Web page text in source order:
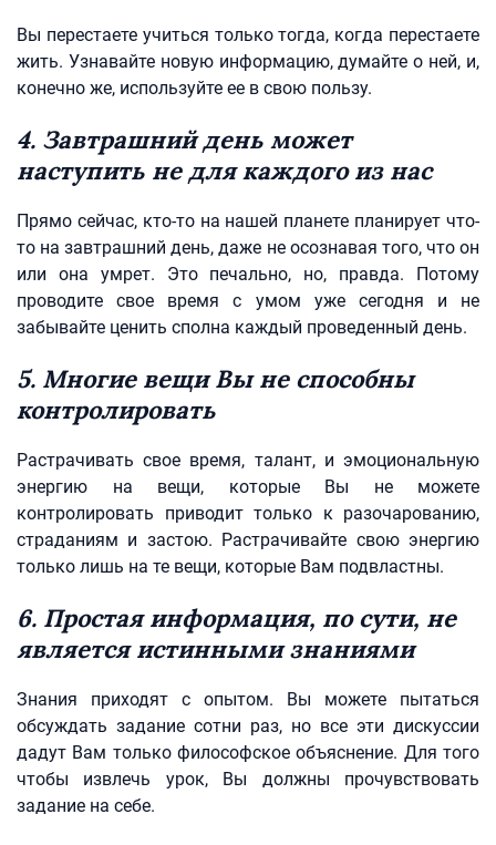
Вы перестаете учиться только тогда, когда перестаете
жить. Узнавайте новую информацию, думайте о ней, и,
конечно же, используйте ее в свою пользу.
4. Завтрашний день может
наступить не для каждого из нас
Прямо сейчас, кто-то на нашей планете планирует что-
то на завтрашний день, даже не осознавая того, что он
или она умрет. Это печально, но, правда. Потому
проводите свое время с умом уже сегодня и не
забывайте ценить сполна каждый проведенный день.
5. Многие вещи Вы не способны
контролировать
Растрачивать свое время, талант, и эмоциональную
энергию на вещи, которые Вы не можете
контролировать приводит только к разочарованию,
страданиям и застою. Растрачивайте свою энергию
только лишь на те вещи, которые Вам подвластны.
6. Простая информация, по сути, не
является истинными знаниями
Знания приходят с опытом. Вы можете пытаться
обсуждать задание сотни раз, но все эти дискуссии
дадут Вам только философское объяснение. Для того
чтобы извлечь урок, Вы должны прочувствовать
задание на себе.